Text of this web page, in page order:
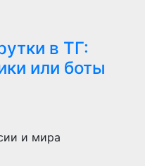
в ТГ:
или боты
и мира